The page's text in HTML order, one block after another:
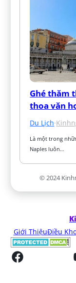
Ghé thăm
thoa văn
Du Lịch·
Là một trong
Naples luôn…
© 2024
Giới ThiệuĐiều